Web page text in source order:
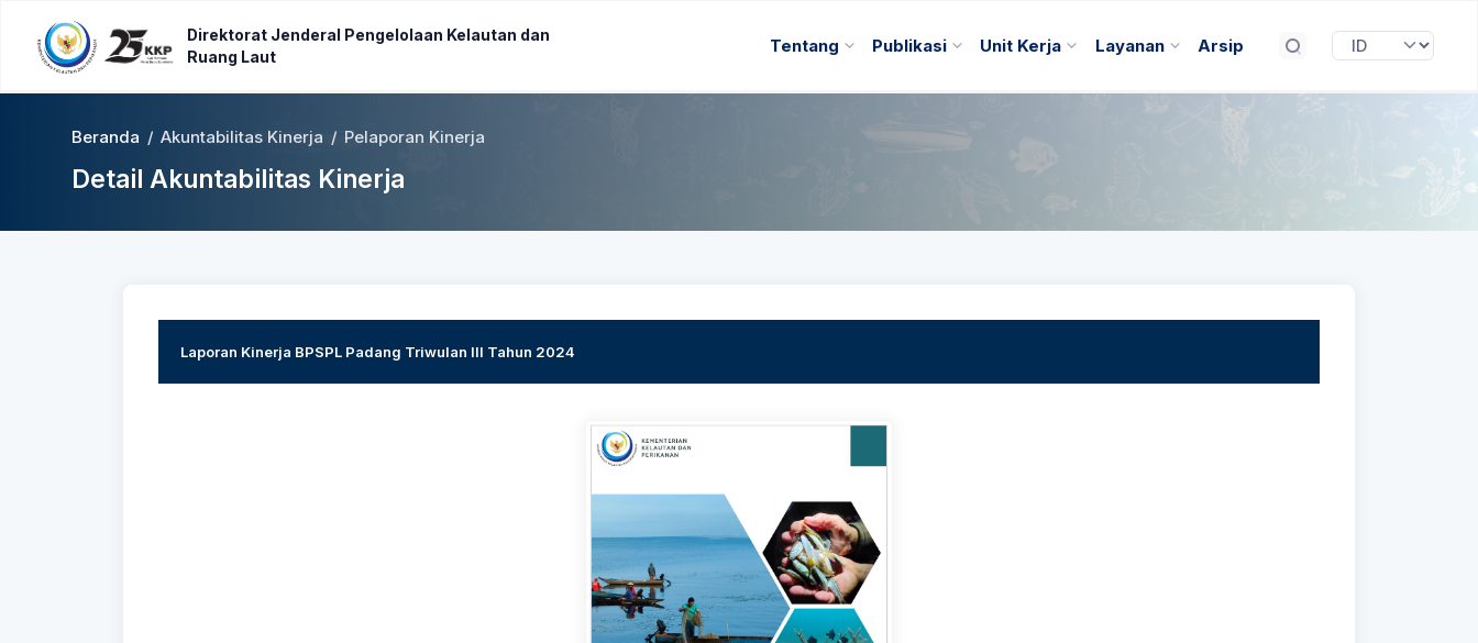
Direktorat Jenderal Pengelolaan Kelautan dan
Ruang Laut
Tentang Publikasi Unit Kerja Layanan Arsip
Beranda / Akuntabilitas Kinerja / Pelaporan Kinerja
Detail Akuntabilitas Kinerja
Laporan Kinerja BPSPL Padang Triwulan III Tahun 2024